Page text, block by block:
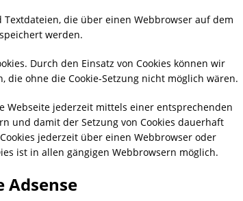
Textdateien, die über einen Webbrowser auf dem
werden.
Durch den Einsatz von Cookies können wir
ohne die Cookie-Setzung nicht möglich wären.
Webseite jederzeit mittels einer entsprechenden
und damit der Setzung von Cookies dauerhaft
jederzeit über einen Webbrowser oder
ist in allen gängigen Webbrowsern möglich.
Adsense